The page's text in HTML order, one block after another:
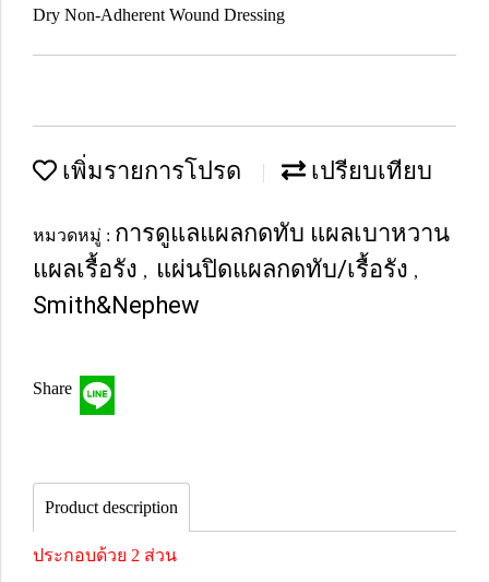
Dry Non-Adherent Wound Dressing
เพิ่มรายการโปรด เปรียบเทียบ
หมวดหมู่ : การดูแลแผลกดทับ แผลเบาหวาน
แผลเรื้อรัง , แผ่นปิดแผลกดทับ/เรื้อรัง ,
Smith&Nephew
Share
Product description
ประกอบด้วย 2 ส่วน